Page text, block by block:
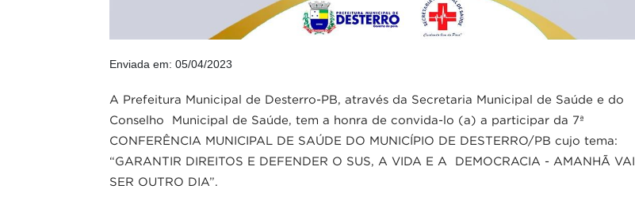
Enviada em: 05/04/2023
A Prefeitura Municipal de Desterro-PB, através da Secretaria Municipal de Saúde e do
Conselho Municipal de Saúde, tem a honra de convida-lo (a) a participar da 7ª
CONFERÊNCIA MUNICIPAL DE SAÚDE DO MUNICÍPIO DE DESTERRO/PB cujo tema:
“GARANTIR DIREITOS E DEFENDER O SUS, A VIDA E A DEMOCRACIA - AMANHÃ VAI
SER OUTRO DIA”.